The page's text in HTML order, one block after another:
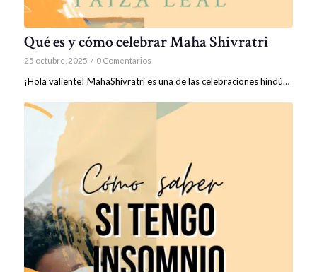
Qué es y cómo celebrar Maha Shivratri
25 octubre, 2025 / 0 Comentarios
¡Hola valiente! MahaShivratri es una de las celebraciones hindú…